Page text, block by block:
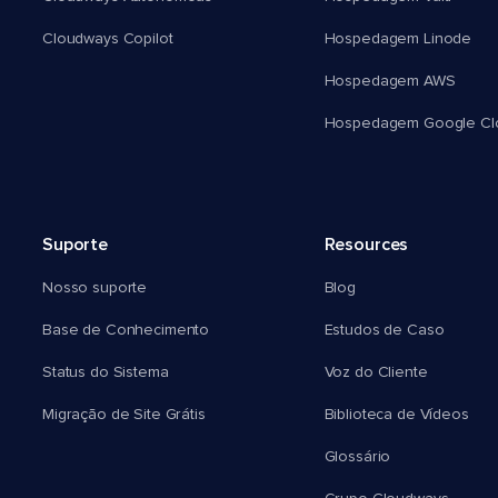
Cloudways Copilot Hospedagem Linode
Hospedagem AWS
Hospedagem Google
Suporte
Nosso suporte
Base de Conhecimento
Status do Sistema
Migração de Site Grátis
Resources
Blog
Estudos de Caso
Voz do Cliente
Biblioteca de Vídeos
Glossário